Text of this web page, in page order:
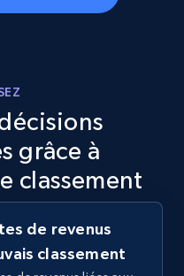
products by
reviews, and
Commencer
grâce à
classement
de revenus
classement